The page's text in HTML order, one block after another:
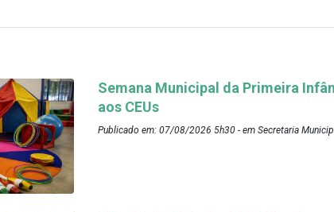
Semana Municipal da Primeira
aos CEUs
Publicado em: 07/08/2026 5h30 - em Secretaria